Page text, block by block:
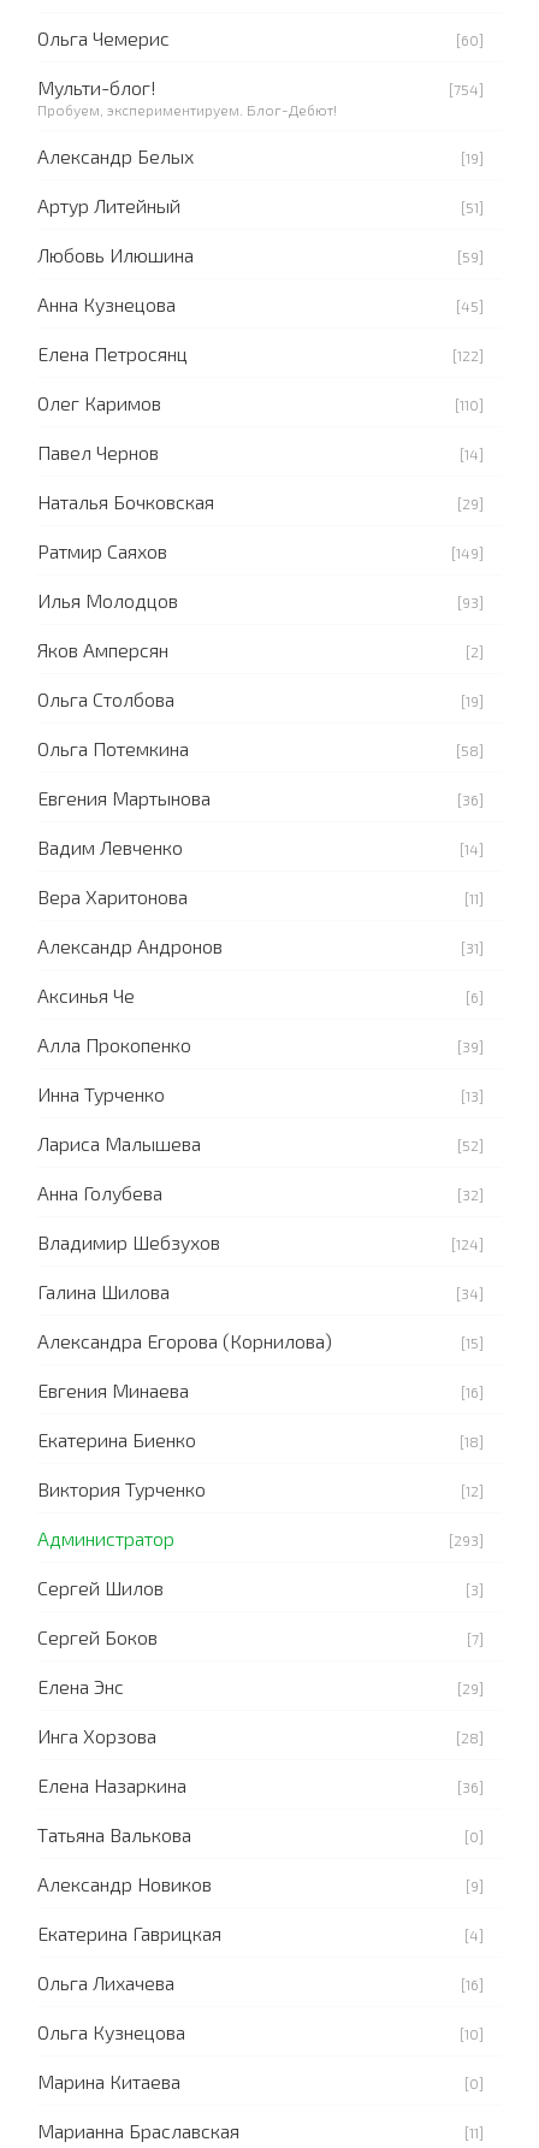
Ольга Чемерис [60]
Мульти-блог!
[754]
Пробуем, экспериментируем. Блог-Дебют!
Александр Белых [19]
Артур Литейный [51]
Любовь Илюшина [59]
Анна Кузнецова [45]
Елена Петросянц [122]
Олег Каримов [110]
Павел Чернов [14]
Наталья Бочковская [29]
Ратмир Саяхов [149]
Илья Молодцов [93]
Яков Амперсян [2]
Ольга Столбова [19]
Ольга Потемкина [58]
Евгения Мартынова [36]
Вадим Левченко [14]
Вера Харитонова [11]
Александр Андронов [31]
Аксинья Че [6]
Алла Прокопенко [39]
Инна Турченко [13]
Лариса Малышева [52]
Анна Голубева [32]
Владимир Шебзухов [124]
Галина Шилова [34]
Александра Егорова (Корнилова) [15]
Евгения Минаева [16]
Екатерина Биенко [18]
Виктория Турченко [12]
Администратор [293]
Сергей Шилов [3]
Сергей Боков [7]
Елена Энс [29]
Инга Хорзова [28]
Елена Назаркина [36]
Татьяна Валькова [0]
Александр Новиков [9]
Екатерина Гаврицкая [4]
Ольга Лихачева [16]
Ольга Кузнецова [10]
Марина Китаева [0]
Марианна Браславская [11]